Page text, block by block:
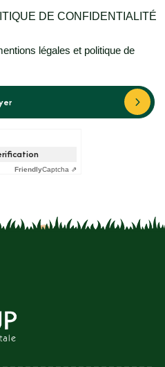
DE CONFIDENTIALITÉ
légales et politique de
FriendlyCaptcha ⇗